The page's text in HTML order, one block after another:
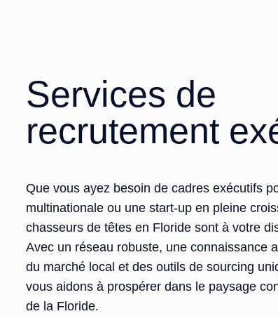
Services de
recrutement
Que vous ayez besoin de cadres exécutifs
multinationale ou une start-up en pleine
chasseurs de têtes en Floride sont à votre
Avec un réseau robuste, une connaissance
du marché local et des outils de sourcing
vous aidons à prospérer dans le paysage
de la Floride.